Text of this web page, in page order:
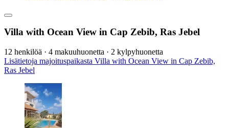
Villa with Ocean View in Cap Zebib, Ras Jebel
12 henkilöä · 4 makuuhuonetta · 2 kylpyhuonetta
Lisätietoja majoituspaikasta Villa with Ocean View in Cap Zebib,
Ras Jebel